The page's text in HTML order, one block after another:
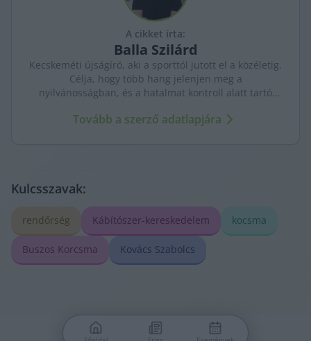
A cikket írta:
Balla Szilárd
Kecskeméti újságíró, aki a sporttól jutott el a közéletig.
Célja, hogy több hang jelenjen meg a
nyilvánosságban, és a hatalmat kontroll alatt tartó
kritikus szemmel követi.
Tovább a szerző adatlapjára
Kulcsszavak:
rendőrség Kábítószer-kereskedelem kocsma
Buszos Korcsma Kovács Szabolcs